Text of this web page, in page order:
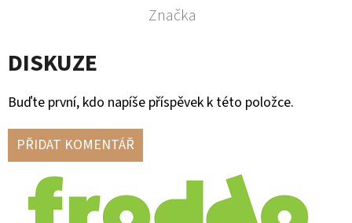
Značka
DISKUZE
Buďte první, kdo napíše příspěvek k této položce.
PŘIDAT KOMENTÁŘ